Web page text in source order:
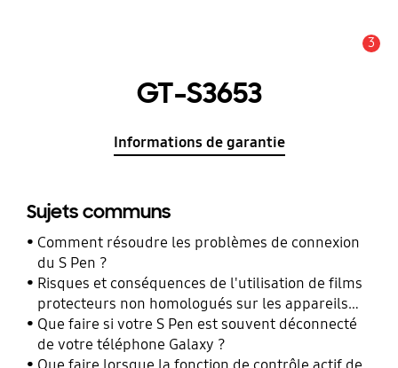
3
GT-S3653
Informations de garantie
Sujets communs
Comment résoudre les problèmes de connexion
du S Pen ?
Risques et conséquences de l'utilisation de films
protecteurs non homologués sur les appareils
mobiles Samsung Galaxy
Que faire si votre S Pen est souvent déconnecté
de votre téléphone Galaxy ?